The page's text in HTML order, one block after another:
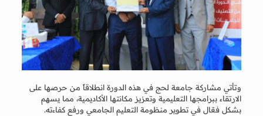
وتأتي مشاركة جامعة لحج في هذه الدورة انطلاقاً من حرصها على
الارتقاء ببرامجها التعليمية وتعزيز مكانتها الأكاديمية، مما يسهم
بشكل فعّال في تطوير منظومة التعليم الجامعي ورفع كفاءته.